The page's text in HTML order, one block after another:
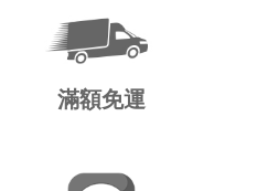
滿額免運